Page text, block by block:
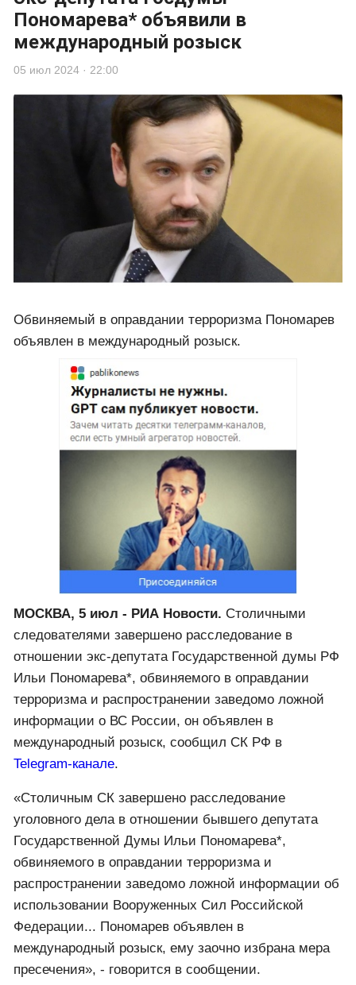
Пономарева* объявили в
международный розыск
05 июл 2024 · 22:00
Обвиняемый в оправдании терроризма Пономарев
объявлен в международный розыск.
МОСКВА, 5 июл - РИА Новости. Столичными
следователями завершено расследование в
отношении экс-депутата Государственной думы РФ
Ильи Пономарева*, обвиняемого в оправдании
терроризма и распространении заведомо ложной
информации о ВС России, он объявлен в
международный розыск, сообщил СК РФ в
Telegram-канале.
«Столичным СК завершено расследование
уголовного дела в отношении бывшего депутата
Государственной Думы Ильи Пономарева*,
обвиняемого в оправдании терроризма и
распространении заведомо ложной информации об
использовании Вооруженных Сил Российской
Федерации... Пономарев объявлен в
международный розыск, ему заочно избрана мера
пресечения», - говорится в сообщении.